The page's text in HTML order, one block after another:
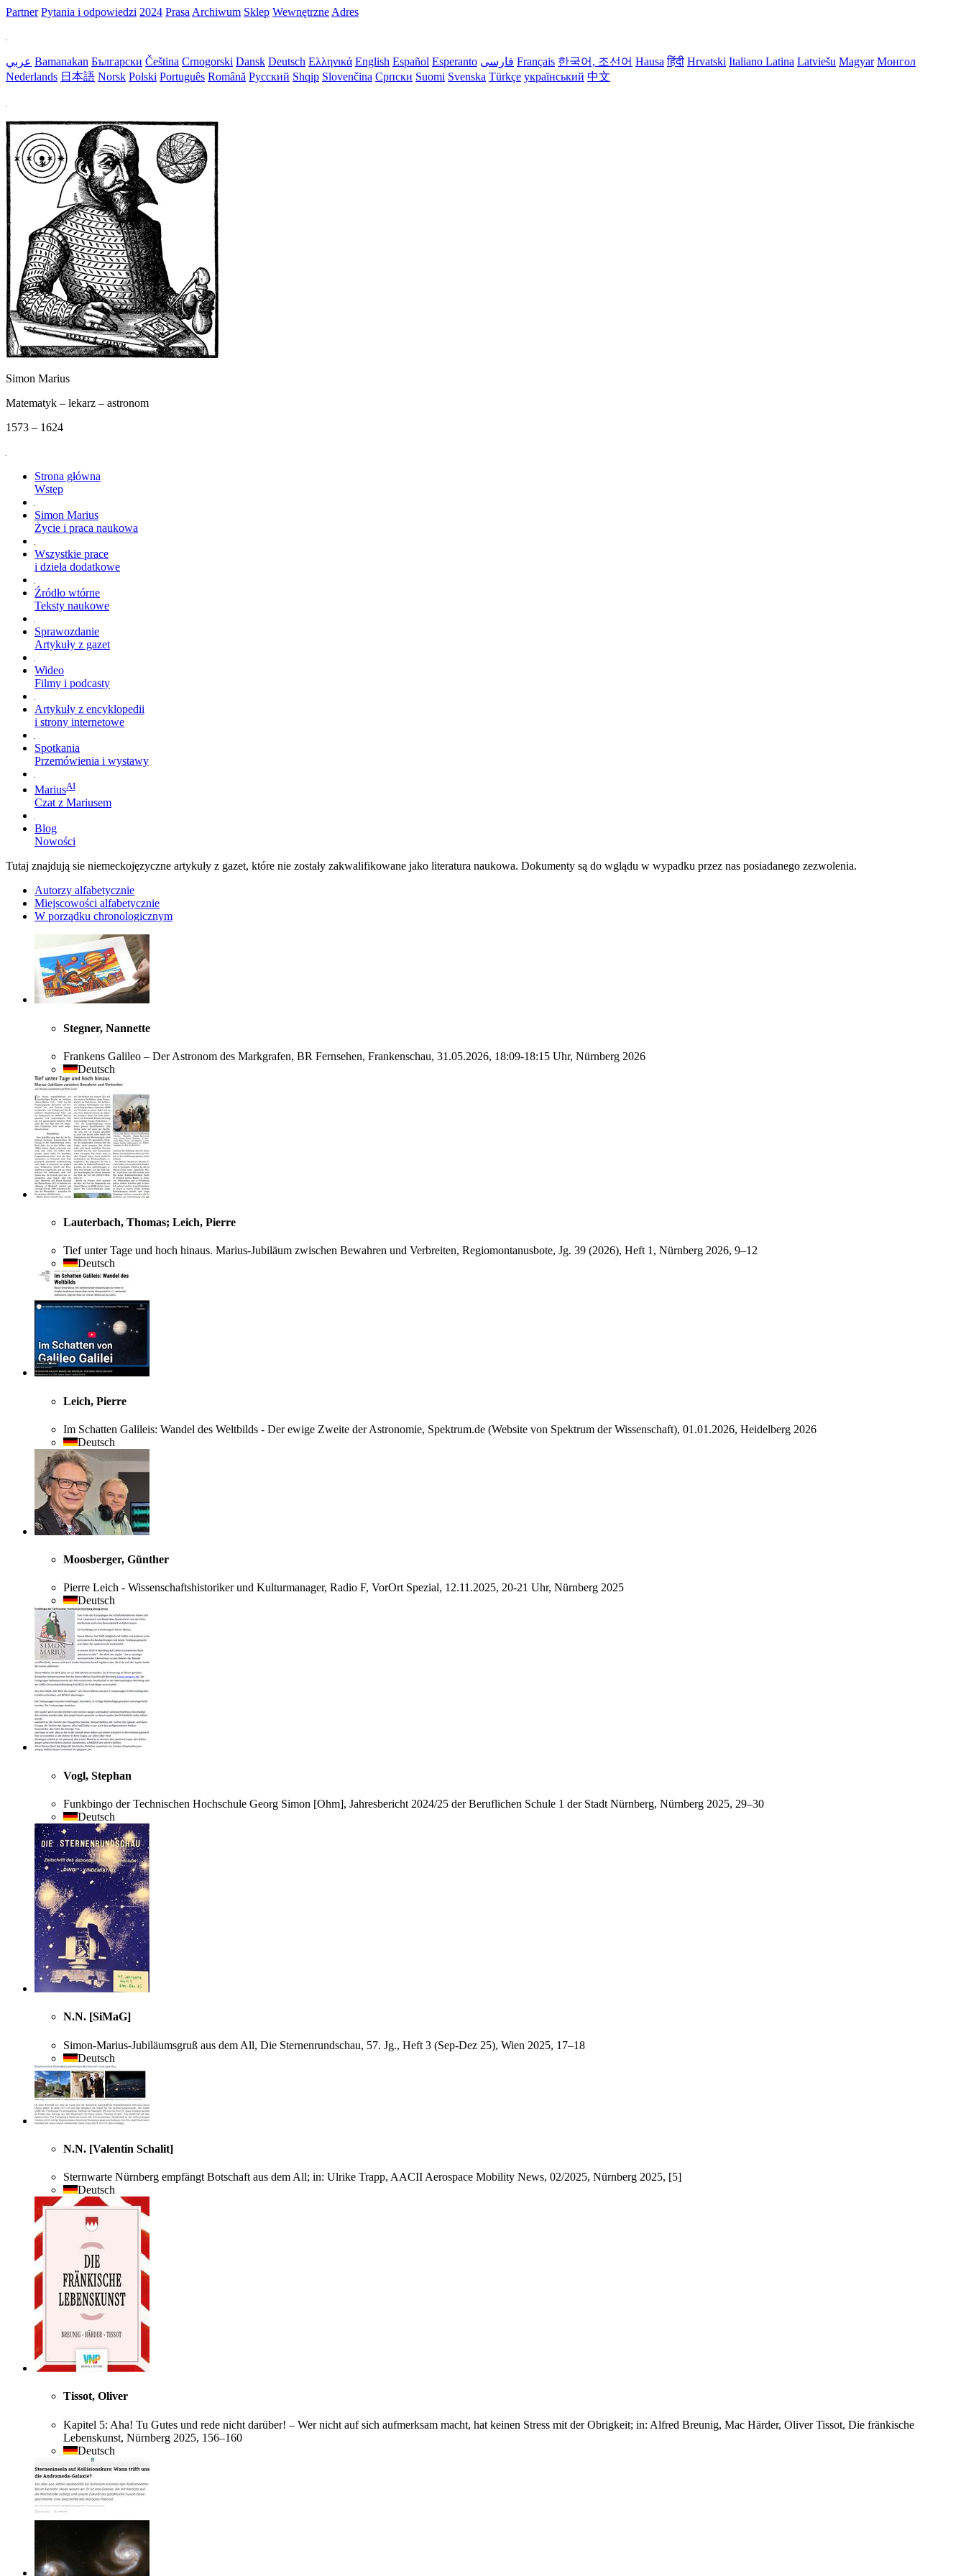
Partner Pytania i odpowiedzi 2024 Prasa Archiwum Sklep Wewnętrzne Adres
عربي Bamanakan Български Čeština Crnogorski Dansk Deutsch Ελληνικά English Español Esperanto فارسی Français 한국어, 조선어 Hausa हिंदी Hrvatski Italiano Latina Latviešu Magyar Монгол
Nederlands 日本語 Norsk Polski Português Română Русский Shqip Slovenčina Српски Suomi Svenska Türkçe український 中文
Simon Marius
Matematyk – lekarz – astronom
1573 – 1624
Strona główna
Wstęp
Simon Marius
Życie i praca naukowa
Wszystkie prace
i dzieła dodatkowe
Źródło wtórne
Teksty naukowe
Sprawozdanie
Artykuły z gazet
Wideo
Filmy i podcasty
Artykuły z encyklopedii
i strony internetowe
Spotkania
Przemówienia i wystawy
MariusAI
Czat z Mariusem
Blog
Nowości
Tutaj znajdują sie niemeckojęzyczne artykuły z gazet, które nie zostały zakwalifikowane jako literatura naukowa. Dokumenty są do wglądu w wypadku przez nas posiadanego zezwolenia.
Autorzy alfabetycznie
Miejscowości alfabetycznie
W porządku chronologicznym
Stegner, Nannette
Frankens Galileo – Der Astronom des Markgrafen, BR Fernsehen, Frankenschau, 31.05.2026, 18:09-18:15 Uhr, Nürnberg 2026
Deutsch
Lauterbach, Thomas; Leich, Pierre
Tief unter Tage und hoch hinaus. Marius-Jubiläum zwischen Bewahren und Verbreiten, Regiomontanusbote, Jg. 39 (2026), Heft 1, Nürnberg 2026, 9–12
Deutsch
Leich, Pierre
Im Schatten Galileis: Wandel des Weltbilds - Der ewige Zweite der Astronomie, Spektrum.de (Website von Spektrum der Wissenschaft), 01.01.2026, Heidelberg 2026
Deutsch
Moosberger, Günther
Pierre Leich - Wissenschaftshistoriker und Kulturmanager, Radio F, VorOrt Spezial, 12.11.2025, 20-21 Uhr, Nürnberg 2025
Deutsch
Vogl, Stephan
Funkbingo der Technischen Hochschule Georg Simon [Ohm], Jahresbericht 2024/25 der Beruflichen Schule 1 der Stadt Nürnberg, Nürnberg 2025, 29–30
Deutsch
N.N. [SiMaG]
Simon-Marius-Jubiläumsgruß aus dem All, Die Sternenrundschau, 57. Jg., Heft 3 (Sep-Dez 25), Wien 2025, 17–18
Deutsch
N.N. [Valentin Schalit]
Sternwarte Nürnberg empfängt Botschaft aus dem All; in: Ulrike Trapp, AACII Aerospace Mobility News, 02/2025, Nürnberg 2025, [5]
Deutsch
Tissot, Oliver
Kapitel 5: Aha! Tu Gutes und rede nicht darüber! – Wer nicht auf sich aufmerksam macht, hat keinen Stress mit der Obrigkeit; in: Alfred Breunig, Mac Härder, Oliver Tissot, Die fränkische
Lebenskunst, Nürnberg 2025, 156–160
Deutsch